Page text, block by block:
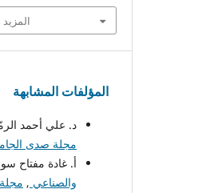
المؤلفات المشابهة
د. علي أحمد
مجلة صدى الجامعة
أ. غادة مفتاح
والصناعي , مجلة